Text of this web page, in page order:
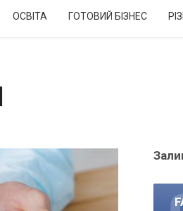
ОСВІТА ГОТОВИЙ БІЗНЕС